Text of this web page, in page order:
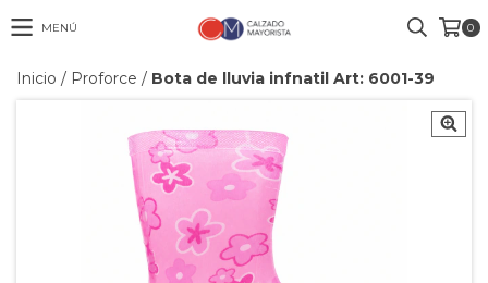
MENÚ 0
Inicio / Proforce / Bota de lluvia infnatil Art: 6001-39